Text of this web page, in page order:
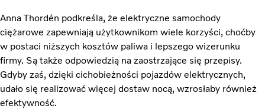
Anna Thordén podkreśla, że elektryczne samochody
ciężarowe zapewniają użytkownikom wiele korzyści, choćby
w postaci niższych kosztów paliwa i lepszego wizerunku
firmy. Są także odpowiedzią na zaostrzające się przepisy.
Gdyby zaś, dzięki cichobieżności pojazdów elektrycznych,
udało się realizować więcej dostaw nocą, wzrosłaby również
efektywność.